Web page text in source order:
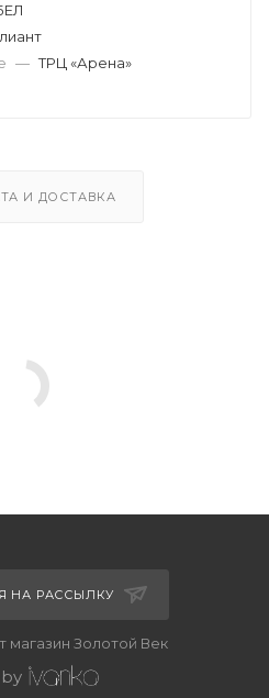
— ТРЦ «Арена»
И ДОСТАВКА
НА РАССЫЛКУ
магазин Золотой Век